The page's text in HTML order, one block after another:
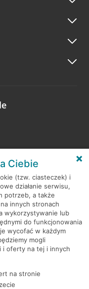
Ciebie
(tzw. ciasteczek) i
działanie serwisu,
potrzeb, a także
innych stronach
wykorzystywanie lub
do funkcjonowania
wycofać w każdym
mogli
i oferty na tej i innych
na stronie